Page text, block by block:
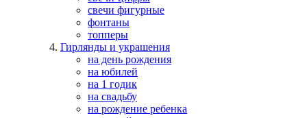
свечи фигурные
фонтаны
топперы
Гирлянды и украшения
на день рождения
на юбилей
на 1 годик
на свадьбу
на рождение ребенка